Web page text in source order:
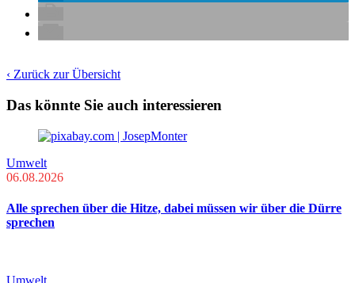
‹ Zurück zur Übersicht
Das könnte Sie auch interessieren
Umwelt
06.08.2026
Alle sprechen über die Hitze, dabei müssen wir über die Dürre
sprechen